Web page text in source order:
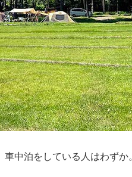
中泊をしている人はわずか。